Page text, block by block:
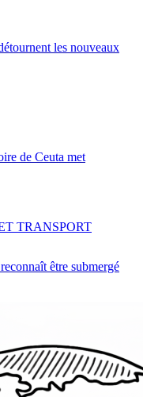
les nouveaux
de Ceuta met
être submergé
TRANSPORT